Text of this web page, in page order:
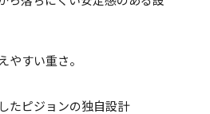
やすい重さ。
たピジョンの独自設計